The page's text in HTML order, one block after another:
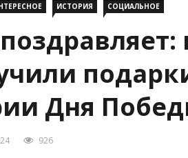
ИСТОРИЯ СОЦИАЛЬНОЕ
Дня
926